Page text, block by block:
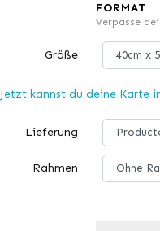
FORMAT
Verpasse
Größe
Jetzt kannst du deine Karte
Lieferung
Rahmen